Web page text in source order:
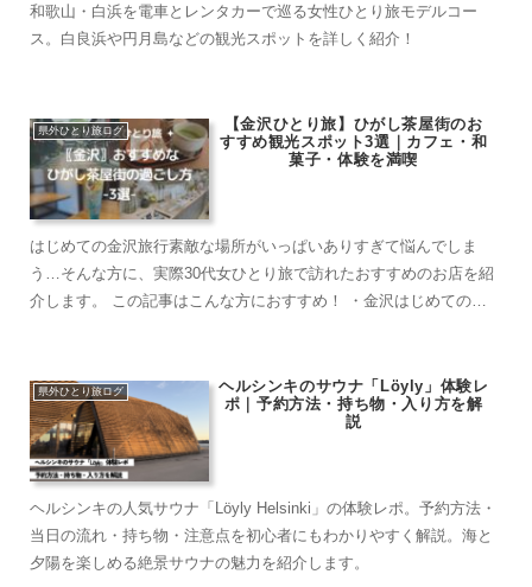
和歌山・白浜を電車とレンタカーで巡る女性ひとり旅モデルコー
ス。白良浜や円月島などの観光スポットを詳しく紹介！
県外ひとり旅ログ
【金沢ひとり旅】ひがし茶屋街のお
すすめ観光スポット3選｜カフェ・和
菓子・体験を満喫
はじめての金沢旅行素敵な場所がいっぱいありすぎて悩んでしま
う…そんな方に、実際30代女ひとり旅で訪れたおすすめのお店を紹
介します。 この記事はこんな方におすすめ！ ・金沢はじめての旅
県外ひとり旅ログ
ヘルシンキのサウナ「Löyly」体験レ
ポ｜予約方法・持ち物・入り方を解
説
ヘルシンキの人気サウナ「Löyly Helsinki」の体験レポ。予約方法・
当日の流れ・持ち物・注意点を初心者にもわかりやすく解説。海と
夕陽を楽しめる絶景サウナの魅力を紹介します。